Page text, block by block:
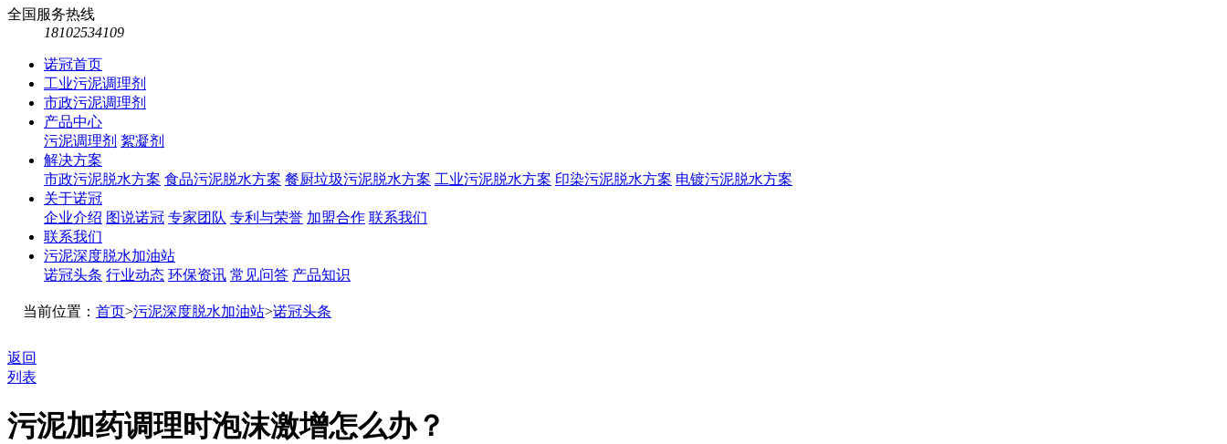
全国服务热线
18102534109
诺冠首页
工业污泥调理剂
市政污泥调理剂
产品中心
污泥调理剂 絮凝剂
解决方案
市政污泥脱水方案 食品污泥脱水方案 餐厨垃圾污泥脱水方案 工业污泥脱水方案 印染污泥脱水方案 电镀污泥脱水方案
关于诺冠
企业介绍 图说诺冠 专家团队 专利与荣誉 加盟合作 联系我们
联系我们
污泥深度脱水加油站
诺冠头条 行业动态 环保资讯 常见问答 产品知识
当前位置： 首页>污泥深度脱水加油站>诺冠头条
返回
列表
污泥加药调理时泡沫激增怎么办？